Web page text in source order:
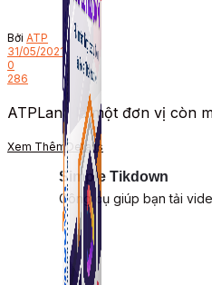
Simple Tikdown
Công cụ giúp bạn tải
Bởi ATP
31/05/2021
0
286
ATPLand là một đơn vị còn
Xem ThêmDetails